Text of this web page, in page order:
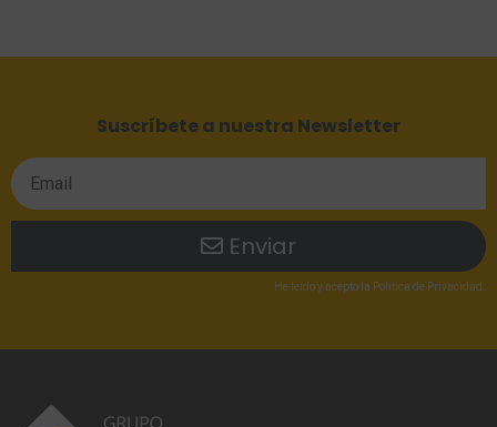
Suscríbete a nuestra Newsletter
Enviar
He leídoy acepto la Política de Privacidad .